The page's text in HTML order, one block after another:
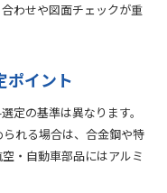
わせや図面チェックが重
ポイント
定の基準は異なります。
れる場合は、合金鋼や特
・自動車部品にはアルミ